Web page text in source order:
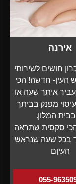
אירנה
חושים לשירותי
העין- חדשה! הכי
איתך שעה או
מפנק בביתך
המלון.
סקסית שתראה
בכל שעה שנראש
העיןם
055-